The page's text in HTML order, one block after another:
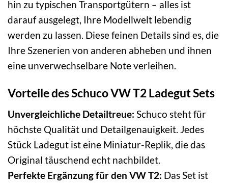
hin zu typischen Transportgütern – alles ist
darauf ausgelegt, Ihre Modellwelt lebendig
werden zu lassen. Diese feinen Details sind es, die
Ihre Szenerien von anderen abheben und ihnen
eine unverwechselbare Note verleihen.
Vorteile des Schuco VW T2 Ladegut Sets
Unvergleichliche Detailtreue: Schuco steht für
höchste Qualität und Detailgenauigkeit. Jedes
Stück Ladegut ist eine Miniatur-Replik, die das
Original täuschend echt nachbildet.
Perfekte Ergänzung für den VW T2: Das Set ist